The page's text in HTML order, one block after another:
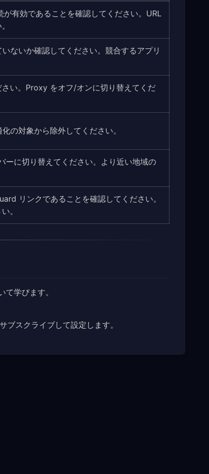
有効であることを確認してください。URL
ないか確認してください。競合するアプリ
い。Proxy をオフ/オンに切り替えてくだ
の対象から除外してください。
に切り替えてください。より近い地域の
リンクであることを確認してください。
。
学びます。
スクライブして設定します。